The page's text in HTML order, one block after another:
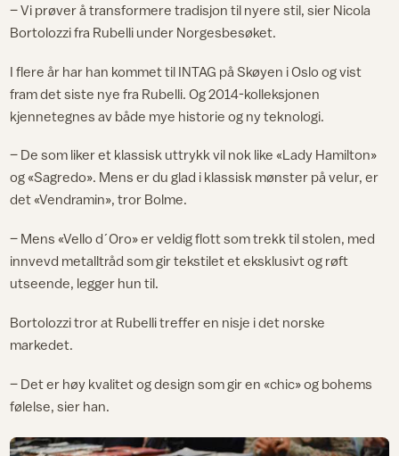
– Vi prøver å transformere tradisjon til nyere stil, sier Nicola
Bortolozzi fra Rubelli under Norgesbesøket.
I flere år har han kommet til INTAG på Skøyen i Oslo og vist
fram det siste nye fra Rubelli. Og 2014-kolleksjonen
kjennetegnes av både mye historie og ny teknologi.
– De som liker et klassisk uttrykk vil nok like «Lady Hamilton»
og «Sagredo». Mens er du glad i klassisk mønster på velur, er
det «Vendramin», tror Bolme.
– Mens «Vello d´Oro» er veldig flott som trekk til stolen, med
innvevd metalltråd som gir tekstilet et eksklusivt og røft
utseende, legger hun til.
Bortolozzi tror at Rubelli treffer en nisje i det norske
markedet.
– Det er høy kvalitet og design som gir en «chic» og bohems
følelse, sier han.